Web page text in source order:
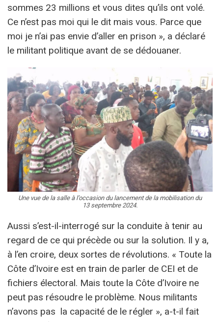
sommes 23 millions et vous dites qu’ils ont volé.
Ce n’est pas moi qui le dit mais vous. Parce que
moi je n’ai pas envie d’aller en prison », a déclaré
le militant politique avant de se dédouaner.
Une vue de la salle à l’occasion du lancement de la mobilisation du
13 septembre 2024.
Aussi s’est-il-interrogé sur la conduite à tenir au
regard de ce qui précède ou sur la solution. Il y a,
à l’en croire, deux sortes de révolutions. « Toute la
Côte d’Ivoire est en train de parler de CEI et de
fichiers électoral. Mais toute la Côte d’Ivoire ne
peut pas résoudre le problème. Nous militants
n’avons pas la capacité de le régler », a-t-il fait